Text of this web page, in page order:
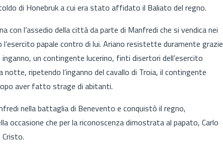
di Honebruk a cui era stato affidato il Baliato del regno.
con l’assedio della città da parte di Manfredi che si vendica nei
papale contro di lui. Ariano resistette duramente grazie
un contingente lucerino, finti disertori dell’esercito
ripetendo l’inganno del cavallo di Troia, il contingente
aver fatto strage di abitanti.
nella battaglia di Benevento e conquistò il regno,
occasione che per la riconoscenza dimostrata al papato, Carlo